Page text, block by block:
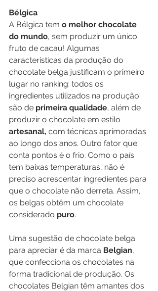
Bélgica
A Bélgica tem o melhor chocolate
do mundo, sem produzir um único
fruto de cacau! Algumas
características da produção do
chocolate belga justificam o primeiro
lugar no ranking: todos os
ingredientes utilizados na produção
são de primeira qualidade, além de
produzir o chocolate em estilo
artesanal, com técnicas aprimoradas
ao longo dos anos. Outro fator que
conta pontos é o frio. Como o país
tem baixas temperaturas, não é
preciso acrescentar ingredientes para
que o chocolate não derreta. Assim,
os belgas obtêm um chocolate
considerado puro.
Uma sugestão de chocolate belga
para apreciar é da marca Belgian,
que confecciona os chocolates na
forma tradicional de produção. Os
chocolates Belgian têm amantes dos